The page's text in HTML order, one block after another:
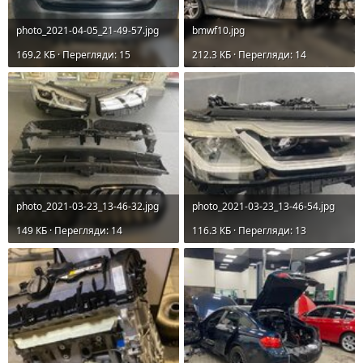
photo_2021-04-05_21-49-57.jpg
169.2 КБ · Перегляди: 15
bmwf10.jpg
212.3 КБ · Перегляди: 14
photo_2021-03-23_13-46-32.jpg
149 КБ · Перегляди: 14
photo_2021-03-23_13-46-54.jpg
116.3 КБ · Перегляди: 13